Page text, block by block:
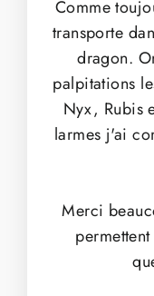
Comme
transporte
dragon.
palpitations
Nyx, Rubis
larmes j'ai
Merci